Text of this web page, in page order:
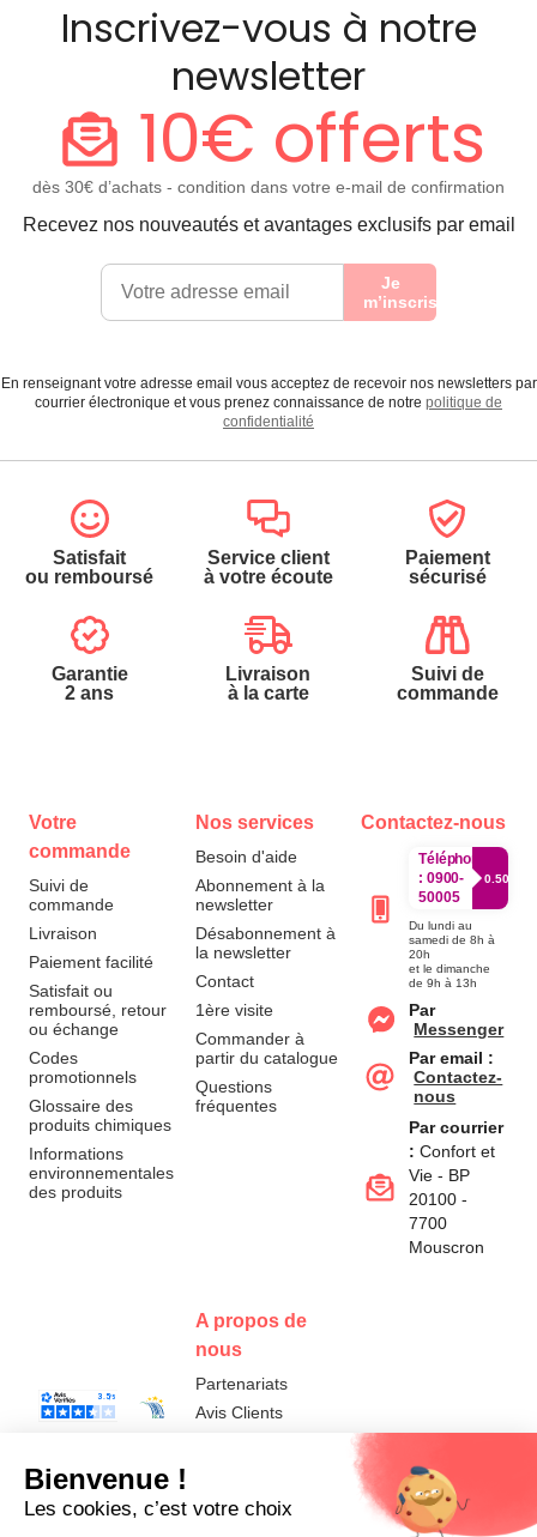
Inscrivez-vous à notre
newsletter
10€ offerts
dès 30€ d’achats - condition dans votre e-mail de confirmation
Recevez nos nouveautés et avantages exclusifs par email
Je
m’inscris
En renseignant votre adresse email vous acceptez de recevoir nos newsletters par
courrier électronique et vous prenez connaissance de notre politique de
confidentialité
Satisfait
ou remboursé
Service client
à votre écoute
Paiement
sécurisé
Garantie
2 ans
Livraison
à la carte
Suivi de
commande
Votre
commande
Suivi de
commande
Livraison
Paiement facilité
Satisfait ou
remboursé, retour
ou échange
Codes
promotionnels
Glossaire des
produits chimiques
Informations
environnementales
des produits
Nos services
Besoin d'aide
Abonnement à la
newsletter
Désabonnement à
la newsletter
Contact
1ère visite
Commander à
partir du catalogue
Questions
fréquentes
A propos de
nous
Partenariats
Avis Clients
Contactez-nous
Téléphone
: 0900-
50005
0.50€/
Du lundi au
samedi de 8h à
20h
et le dimanche
de 9h à 13h
Par
Messenger
Par email :
Contactez-
nous
Par courrier
: Confort et
Vie - BP
20100 -
7700
Mouscron
Données
personnelles et
Paramétrer
les cookies
légales
Conditions
générales de
vente